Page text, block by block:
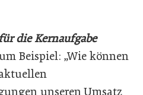
die Kernaufgabe
Beispiel: „Wie können
unseren Umsatz